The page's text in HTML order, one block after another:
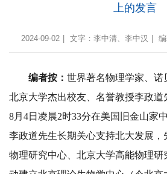
上的发言
2024-09-02 文字：李中清、李中汉
编者按： 世界著名物理学家、诺
北京大学杰出校友、名誉教授李政道
8月4日凌晨2时33分在美国旧金山家
李政道先生长期关心支持北大发展
物理研究中心、北京大学高能物理研